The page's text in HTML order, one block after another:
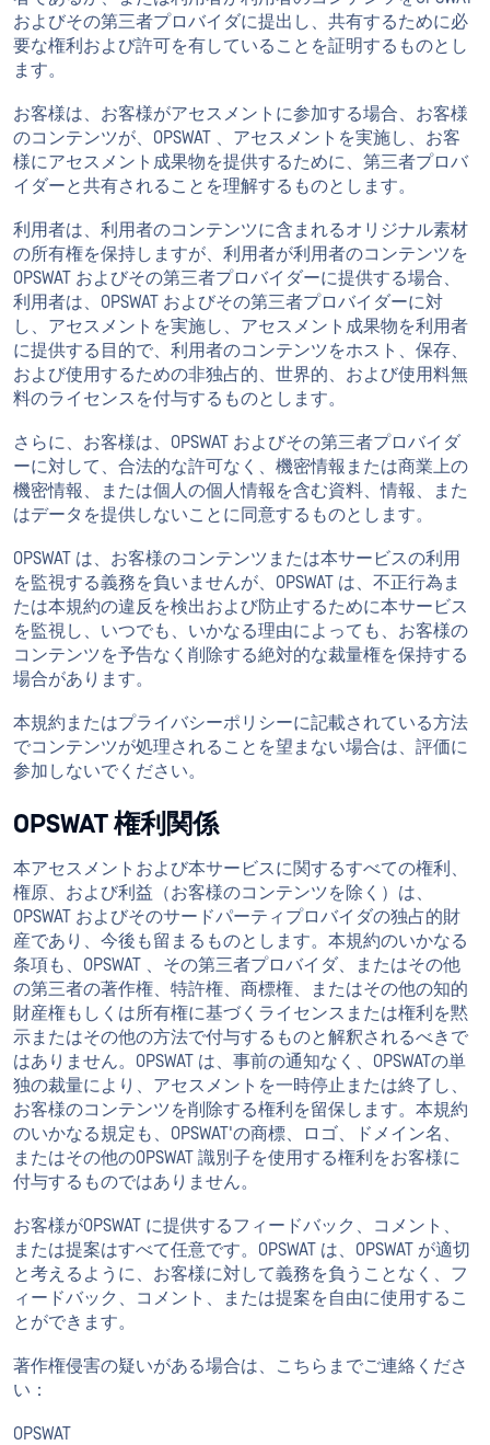
およびその第三者プロバイダに提出し、共有するために必
要な権利および許可を有していることを証明するものとし
ます。
お客様は、お客様がアセスメントに参加する場合、お客様
のコンテンツが、OPSWAT 、アセスメントを実施し、お客
様にアセスメント成果物を提供するために、第三者プロバ
イダーと共有されることを理解するものとします。
利用者は、利用者のコンテンツに含まれるオリジナル素材
の所有権を保持しますが、利用者が利用者のコンテンツを
OPSWAT およびその第三者プロバイダーに提供する場合、
利用者は、OPSWAT およびその第三者プロバイダーに対
し、アセスメントを実施し、アセスメント成果物を利用者
に提供する目的で、利用者のコンテンツをホスト、保存、
および使用するための非独占的、世界的、および使用料無
料のライセンスを付与するものとします。
さらに、お客様は、OPSWAT およびその第三者プロバイダ
ーに対して、合法的な許可なく、機密情報または商業上の
機密情報、または個人の個人情報を含む資料、情報、また
はデータを提供しないことに同意するものとします。
OPSWAT は、お客様のコンテンツまたは本サービスの利用
を監視する義務を負いませんが、OPSWAT は、不正行為ま
たは本規約の違反を検出および防止するために本サービス
を監視し、いつでも、いかなる理由によっても、お客様の
コンテンツを予告なく削除する絶対的な裁量権を保持する
場合があります。
本規約またはプライバシーポリシーに記載されている方法
でコンテンツが処理されることを望まない場合は、評価に
参加しないでください。
OPSWAT 権利関係
本アセスメントおよび本サービスに関するすべての権利、
権原、および利益（お客様のコンテンツを除く）は、
OPSWAT およびそのサードパーティプロバイダの独占的財
産であり、今後も留まるものとします。本規約のいかなる
条項も、OPSWAT 、その第三者プロバイダ、またはその他
の第三者の著作権、特許権、商標権、またはその他の知的
財産権もしくは所有権に基づくライセンスまたは権利を黙
示またはその他の方法で付与するものと解釈されるべきで
はありません。OPSWAT は、事前の通知なく、OPSWATの単
独の裁量により、アセスメントを一時停止または終了し、
お客様のコンテンツを削除する権利を留保します。本規約
のいかなる規定も、OPSWAT'の商標、ロゴ、ドメイン名、
またはその他のOPSWAT 識別子を使用する権利をお客様に
付与するものではありません。
お客様がOPSWAT に提供するフィードバック、コメント、
または提案はすべて任意です。OPSWAT は、OPSWAT が適切
と考えるように、お客様に対して義務を負うことなく、フ
ィードバック、コメント、または提案を自由に使用するこ
とができます。
著作権侵害の疑いがある場合は、こちらまでご連絡くださ
い：
OPSWAT